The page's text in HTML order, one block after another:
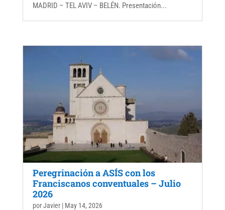
MADRID – TEL AVIV – BELÉN. Presentación...
Peregrinación a ASÍS con los
Franciscanos conventuales – Julio
2026
porJavier| May 14, 2026